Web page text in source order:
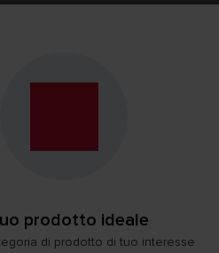
prodotto ideale
di prodotto di tuo interesse